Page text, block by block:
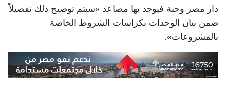
دار مصر وجنة فيوجد بها مصاعد «سيتم توضيح ذلك تفصيلاً
ضمن بيان الوحدات بكراسات الشروط الخاصة
بالمشروعات».